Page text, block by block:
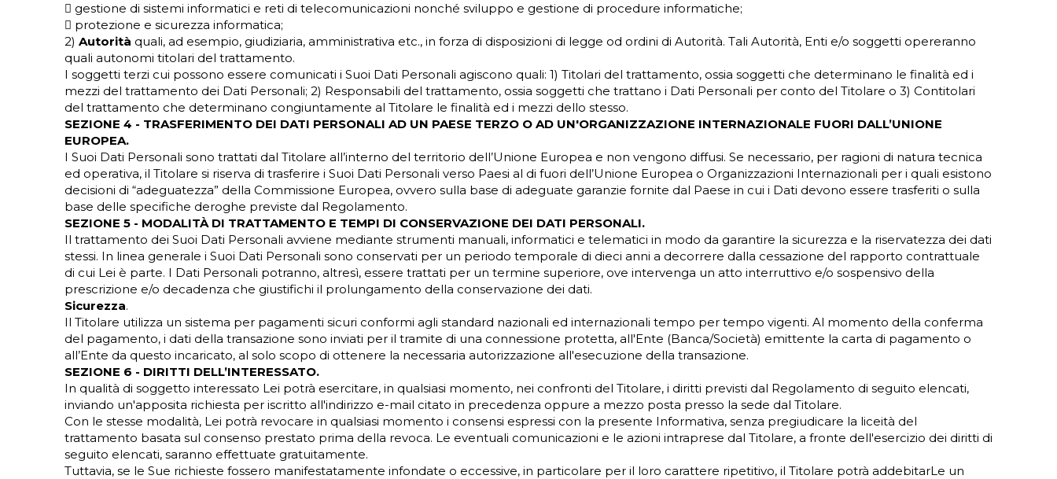
 gestione di sistemi informatici e reti di telecomunicazioni nonché sviluppo e gestione di procedure informatiche;
 protezione e sicurezza informatica;
2) Autorità quali, ad esempio, giudiziaria, amministrativa etc., in forza di disposizioni di legge od ordini di Autorità. Tali Autorità, Enti e/o soggetti opereranno
quali autonomi titolari del trattamento.
I soggetti terzi cui possono essere comunicati i Suoi Dati Personali agiscono quali: 1) Titolari del trattamento, ossia soggetti che determinano le finalità ed i
mezzi del trattamento dei Dati Personali; 2) Responsabili del trattamento, ossia soggetti che trattano i Dati Personali per conto del Titolare o 3) Contitolari
del trattamento che determinano congiuntamente al Titolare le finalità ed i mezzi dello stesso.
SEZIONE 4 - TRASFERIMENTO DEI DATI PERSONALI AD UN PAESE TERZO O AD UN'ORGANIZZAZIONE INTERNAZIONALE FUORI DALL’UNIONE
EUROPEA.
I Suoi Dati Personali sono trattati dal Titolare all’interno del territorio dell’Unione Europea e non vengono diffusi. Se necessario, per ragioni di natura tecnica
ed operativa, il Titolare si riserva di trasferire i Suoi Dati Personali verso Paesi al di fuori dell’Unione Europea o Organizzazioni Internazionali per i quali esistono
decisioni di “adeguatezza” della Commissione Europea, ovvero sulla base di adeguate garanzie fornite dal Paese in cui i Dati devono essere trasferiti o sulla
base delle specifiche deroghe previste dal Regolamento.
SEZIONE 5 - MODALITÀ DI TRATTAMENTO E TEMPI DI CONSERVAZIONE DEI DATI PERSONALI.
Il trattamento dei Suoi Dati Personali avviene mediante strumenti manuali, informatici e telematici in modo da garantire la sicurezza e la riservatezza dei dati
stessi. In linea generale i Suoi Dati Personali sono conservati per un periodo temporale di dieci anni a decorrere dalla cessazione del rapporto contrattuale
di cui Lei è parte. I Dati Personali potranno, altresì, essere trattati per un termine superiore, ove intervenga un atto interruttivo e/o sospensivo della
prescrizione e/o decadenza che giustifichi il prolungamento della conservazione dei dati.
Sicurezza.
Il Titolare utilizza un sistema per pagamenti sicuri conformi agli standard nazionali ed internazionali tempo per tempo vigenti. Al momento della conferma
del pagamento, i dati della transazione sono inviati per il tramite di una connessione protetta, all'Ente (Banca/Società) emittente la carta di pagamento o
all’Ente da questo incaricato, al solo scopo di ottenere la necessaria autorizzazione all'esecuzione della transazione.
SEZIONE 6 - DIRITTI DELL’INTERESSATO.
In qualità di soggetto interessato Lei potrà esercitare, in qualsiasi momento, nei confronti del Titolare, i diritti previsti dal Regolamento di seguito elencati,
inviando un'apposita richiesta per iscritto all'indirizzo e-mail citato in precedenza oppure a mezzo posta presso la sede dal Titolare.
Con le stesse modalità, Lei potrà revocare in qualsiasi momento i consensi espressi con la presente Informativa, senza pregiudicare la liceità del
trattamento basata sul consenso prestato prima della revoca. Le eventuali comunicazioni e le azioni intraprese dal Titolare, a fronte dell'esercizio dei diritti di
seguito elencati, saranno effettuate gratuitamente.
Tuttavia, se le Sue richieste fossero manifestatamente infondate o eccessive, in particolare per il loro carattere ripetitivo, il Titolare potrà addebitarLe un